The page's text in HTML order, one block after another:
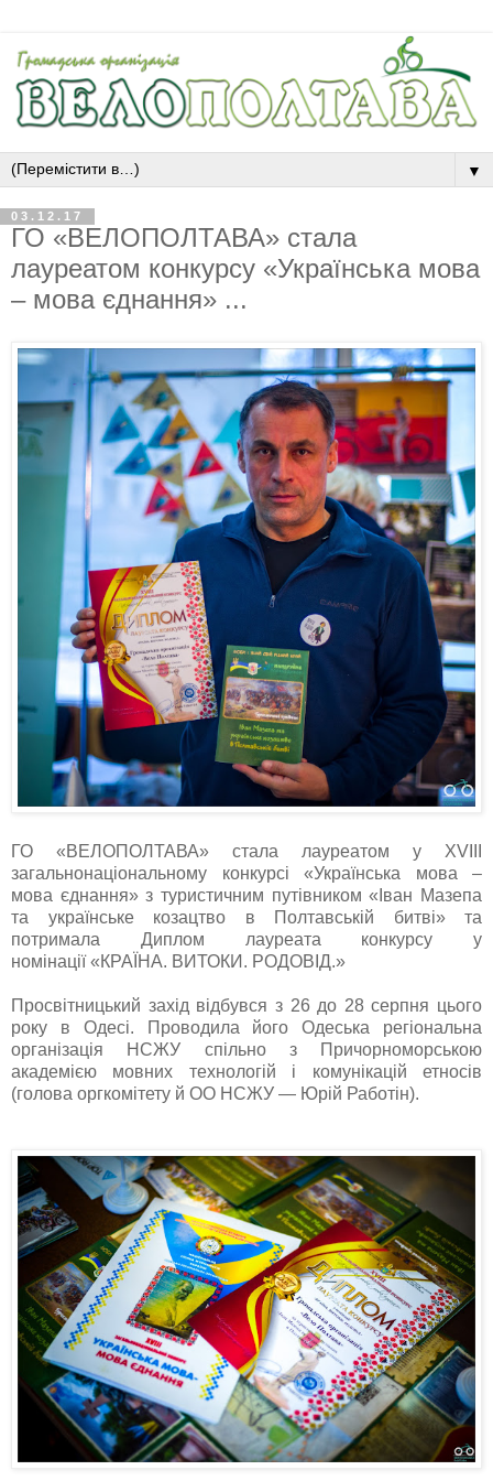
▼
03.12.17
ГО «ВЕЛОПОЛТАВА» стала
лауреатом конкурсу «Українська мова
– мова єднання» ...
ГО «ВЕЛОПОЛТАВА» стала лауреатом у XVIII
загальнонаціональному конкурсі «Українська мова –
мова єднання» з туристичним путівником «Іван Мазепа
та українське козацтво в Полтавській битві» та
потримала Диплом лауреата конкурсу у
номінації «КРАЇНА. ВИТОКИ. РОДОВІД.»
Просвітницький захід відбувся з 26 до 28 серпня цього
року в Одесі. Проводила його Одеська регіональна
організація НСЖУ спільно з Причорноморською
академією мовних технологій і комунікацій етносів
(голова оргкомітету й ОО НСЖУ — Юрій Работін).